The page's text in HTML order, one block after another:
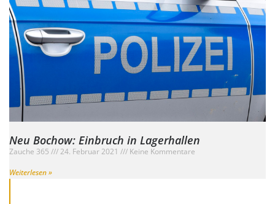
Neu Bochow: Einbruch in Lagerhallen
Zauche 365 24. Februar 2021
Keine Kommentare
Weiterlesen »